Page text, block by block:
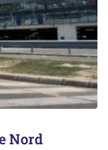
Nord